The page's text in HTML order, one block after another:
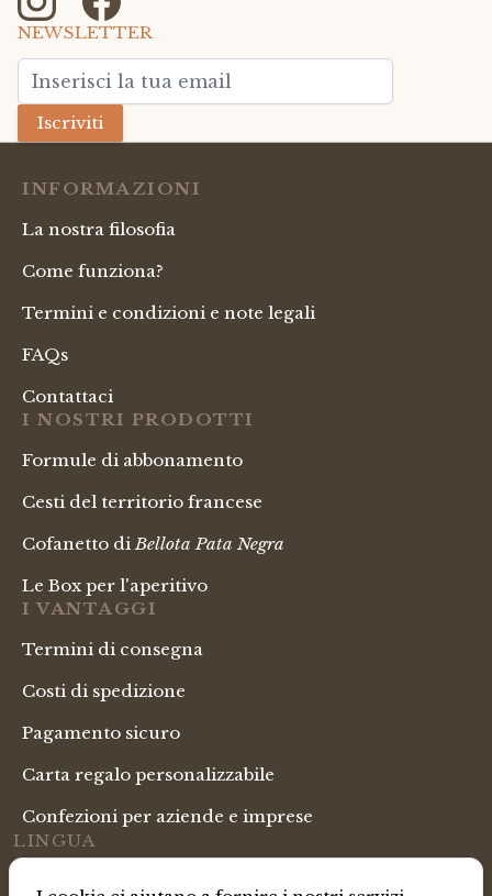
NEWSLETTER
Indirizzo email
Iscriviti
INFORMAZIONI
La nostra filosofia
Come funziona?
Termini e condizioni e note legali
FAQs
Contattaci
I NOSTRI PRODOTTI
Formule di abbonamento
Cesti del territorio francese
Cofanetto diBellota Pata Negra
Le Box per l'aperitivo
I VANTAGGI
Termini di consegna
Costi di spedizione
Pagamento sicuro
Carta regalo personalizzabile
Confezioni per aziende e imprese
LINGUA
Italian